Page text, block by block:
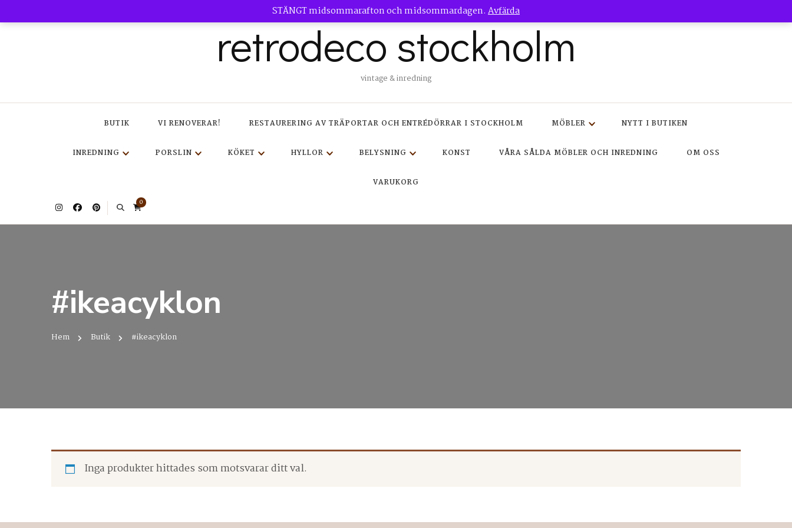
STÄNGT midsommarafton och midsommardagen. Avfärda
retrodeco stockholm
vintage & inredning
BUTIK VI RENOVERAR! RESTAURERING AV TRÄPORTAR OCH ENTRÉDÖRRAR I STOCKHOLM MÖBLER NYTT I BUTIKEN
INREDNING PORSLIN KÖKET HYLLOR BELYSNING KONST VÅRA SÅLDA MÖBLER OCH INREDNING OM OSS
VARUKORG
0
#ikeacyklon
Hem Butik #ikeacyklon
Inga produkter hittades som motsvarar ditt val.